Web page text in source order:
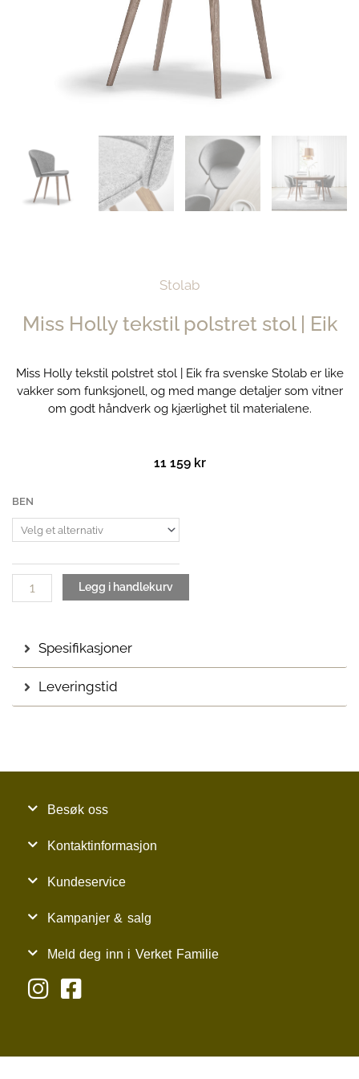
Stolab
Miss Holly tekstil polstret stol | Eik
Miss Holly tekstil polstret stol | Eik fra svenske Stolab er like
vakker som funksjonell, og med mange detaljer som vitner
om godt håndverk og kjærlighet til materialene.
11 159 kr
BEN
Miss
Holly
tekstil
Eik
Legg i handlekurv
Spesifikasjoner
Leveringstid
Besøk oss
Kontaktinformasjon
Kundeservice
Kampanjer & salg
Meld deg inn i Verket Familie